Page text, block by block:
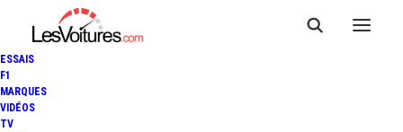
ESSAIS
F1
MARQUES
VIDÉOS
TV